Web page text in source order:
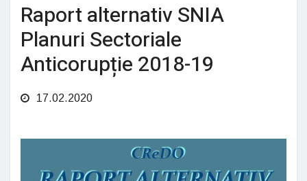
Raport alternativ SNIA
Planuri Sectoriale
Anticorupție 2018-19
17.02.2020